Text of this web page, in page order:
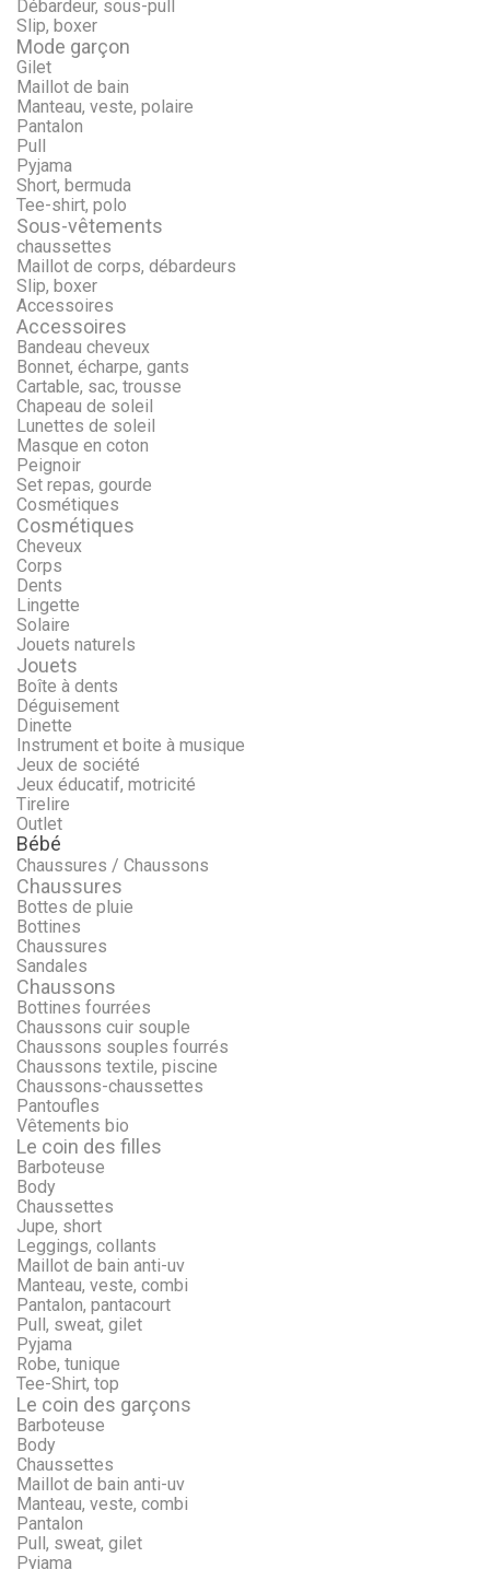
Débardeur, sous-pull
Slip, boxer
Mode garçon
Gilet
Maillot de bain
Manteau, veste, polaire
Pantalon
Pull
Pyjama
Short, bermuda
Tee-shirt, polo
Sous-vêtements
chaussettes
Maillot de corps, débardeurs
Slip, boxer
Accessoires
Accessoires
Bandeau cheveux
Bonnet, écharpe, gants
Cartable, sac, trousse
Chapeau de soleil
Lunettes de soleil
Masque en coton
Peignoir
Set repas, gourde
Cosmétiques
Cosmétiques
Cheveux
Corps
Dents
Lingette
Solaire
Jouets naturels
Jouets
Boîte à dents
Déguisement
Dinette
Instrument et boite à musique
Jeux de société
Jeux éducatif, motricité
Tirelire
Outlet
Bébé
Chaussures / Chaussons
Chaussures
Bottes de pluie
Bottines
Chaussures
Sandales
Chaussons
Bottines fourrées
Chaussons cuir souple
Chaussons souples fourrés
Chaussons textile, piscine
Chaussons-chaussettes
Pantoufles
Vêtements bio
Le coin des filles
Barboteuse
Body
Chaussettes
Jupe, short
Leggings, collants
Maillot de bain anti-uv
Manteau, veste, combi
Pantalon, pantacourt
Pull, sweat, gilet
Pyjama
Robe, tunique
Tee-Shirt, top
Le coin des garçons
Barboteuse
Body
Chaussettes
Maillot de bain anti-uv
Manteau, veste, combi
Pantalon
Pull, sweat, gilet
Pyjama